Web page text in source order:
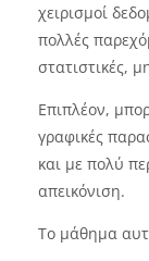
χειρισμοί
πολλές
στατιστικές,
Επιπλέον,
γραφικές
και με πολύ
απεικόνιση.
Το μάθημα